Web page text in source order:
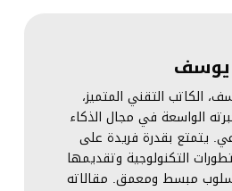
أدواتهم بدلاً
من شرائها
يوسف
الكاتب التقني المتميز،
الواسعة في مجال الذكاء
يتمتع بقدرة فريدة على
التكنولوجية وتقديمها
مبسط ومعمق. مقالاته